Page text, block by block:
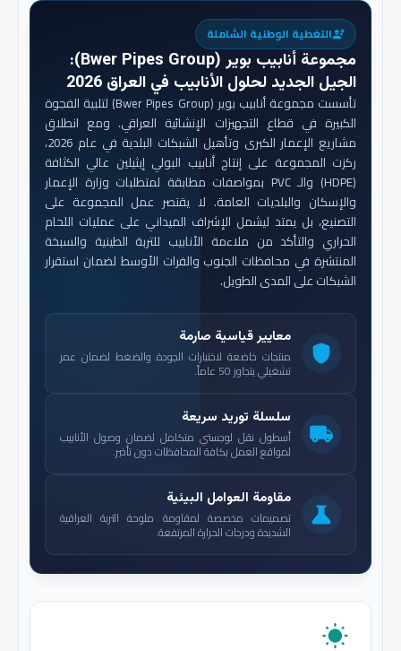
engineeringالتغطية الوطنية الشاملة
مجموعة أنابيب بوير (Bwer Pipes Group)
:
الجيل الجديد لحلول الأنابيب في العراق 2026
تأسست مجموعة أنابيب بوير (Bwer Pipes Group) لتلبية الفجوة
الكبيرة في قطاع التجهيزات الإنشائية العراقي. ومع انطلاق
مشاريع الإعمار الكبرى وتأهيل الشبكات البلدية في عام 2026،
ركزت المجموعة على إنتاج أنابيب البولي إيثيلين عالي الكثافة
(HDPE) والـ PVC بمواصفات مطابقة لمتطلبات وزارة الإعمار
والإسكان والبلديات العامة. لا يقتصر عمل المجموعة على
التصنيع، بل يمتد ليشمل الإشراف الميداني على عمليات اللحام
الحراري والتأكد من ملاءمة الأنابيب للتربة الطينية والسبخة
المنتشرة في محافظات الجنوب والفرات الأوسط لضمان استقرار
الشبكات على المدى الطويل.
shield
معايير قياسية صارمة
منتجات خاضعة لاختبارات الجودة والضغط لضمان عمر
تشغيلي يتجاوز 50 عاماً.
local_shipping
سلسلة توريد سريعة
أسطول نقل لوجستي متكامل لضمان وصول الأنابيب
لمواقع العمل بكافة المحافظات دون تأخير.
science
مقاومة العوامل البيئية
تصميمات مخصصة لمقاومة ملوحة التربة العراقية
الشديدة ودرجات الحرارة المرتفعة.
wb_sunny